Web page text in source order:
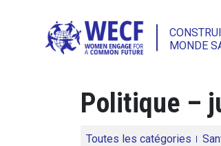
MONDE
Politique –
Toutes les catégories